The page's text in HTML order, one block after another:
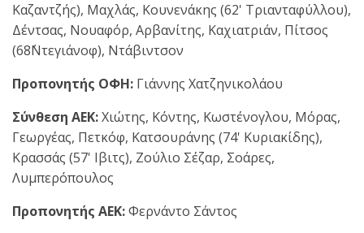
Καζαντζής), Μαχλάς, Κουνενάκης (62' Τριανταφύλλου),
Δέντσας, Νουαφόρ, Αρβανίτης, Καχιατριάν, Πίτσος
(68΄Ντεγιάνοφ), Ντάβιντσον
Προπονητής ΟΦΗ: Γιάννης Χατζηνικολάου
Σύνθεση ΑΕΚ:Χιώτης, Κόντης, Κωστένογλου, Μόρας,
Γεωργέας, Πετκόφ, Κατσουράνης (74' Κυριακίδης),
Κρασσάς (57' Ιβιτς), Ζούλιο Σέζαρ, Σοάρες,
Λυμπερόπουλος
Προπονητής ΑΕΚ:Φερνάντο Σάντος